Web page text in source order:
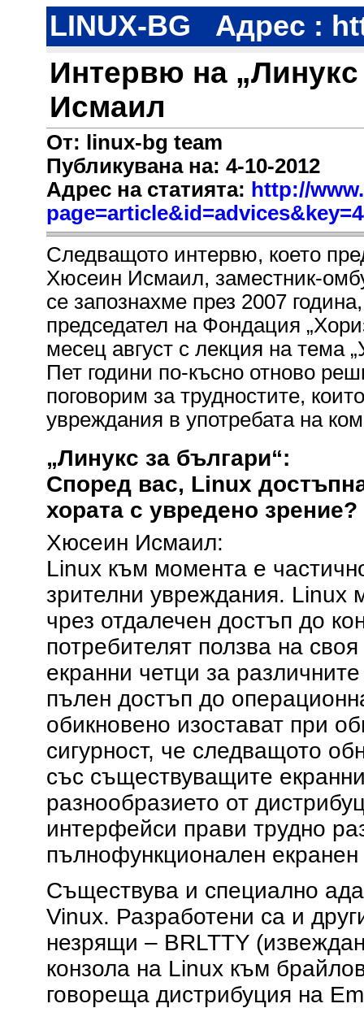
LINUX-BG Адрес :
Интервю на
Исмаил
От: linux-bg team
Публикувана на: 4-10-2012
Адрес на статията: http://
Следващото интервю, което
Хюсеин Исмаил, заместник-
се запознахме през 2007
председател на Фондация
месец август с лекция на тема
Пет години по-късно отново
поговорим за трудностите,
увреждания в употребата на
„Линукс за българи“:
Според вас, Linux
хората с увредено зрение?
Хюсеин Исмаил:
Linux към момента е
зрителни увреждания. Linux
чрез отдалечен достъп до
потребителят ползва на
екранни четци за
пълен достъп до
обикновено изостават при
сигурност, че следващото
със съществуващите
разнообразието от
интерфейси прави трудно
пълнофункционален екранен
Съществува и специално
Vinux. Разработени са и
незрящи – BRLTTY
конзола на Linux към
говореща дистрибуция на